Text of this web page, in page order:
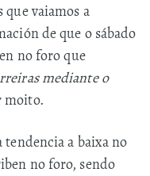
vaiamos a
de que o sábado
no foro que
mediante o
moito.
tendencia a baixa no
no foro, sendo